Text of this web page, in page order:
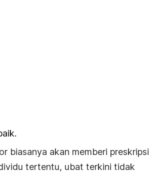
biasanya akan memberi preskripsi
tertentu, ubat terkini tidak